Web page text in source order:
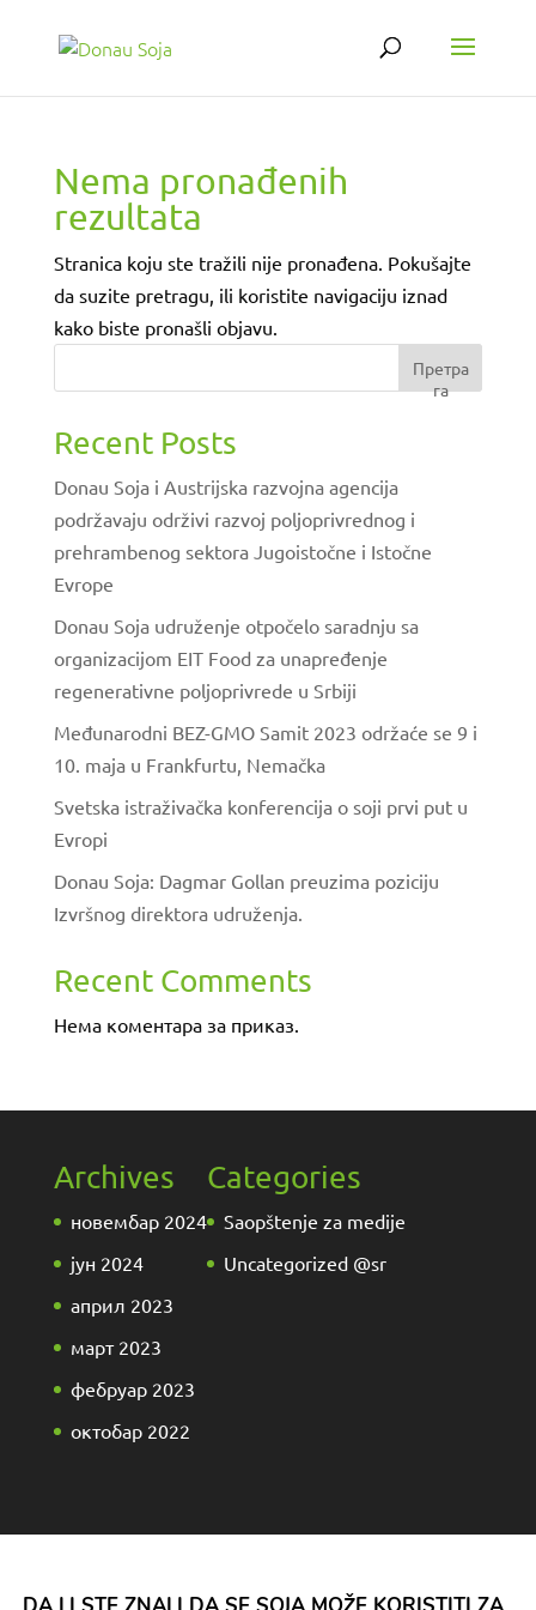
Nema pronađenih
rezultata
Stranica koju ste tražili nije pronađena. Pokušajte
da suzite pretragu, ili koristite navigaciju iznad
kako biste pronašli objavu.
Претра
га
Recent Posts
Donau Soja i Austrijska razvojna agencija
podržavaju održivi razvoj poljoprivrednog i
prehrambenog sektora Jugoistočne i Istočne
Evrope
Donau Soja udruženje otpočelo saradnju sa
organizacijom EIT Food za unapređenje
regenerativne poljoprivrede u Srbiji
Međunarodni BEZ-GMO Samit 2023 održaće se 9 i
10. maja u Frankfurtu, Nemačka
Svetska istraživačka konferencija o soji prvi put u
Evropi
Donau Soja: Dagmar Gollan preuzima poziciju
Izvršnog direktora udruženja.
Recent Comments
Нема коментара за приказ.
Archives
новембар 2024
јун 2024
април 2023
март 2023
фебруар 2023
октобар 2022
Categories
Saopštenje za medije
Uncategorized @sr